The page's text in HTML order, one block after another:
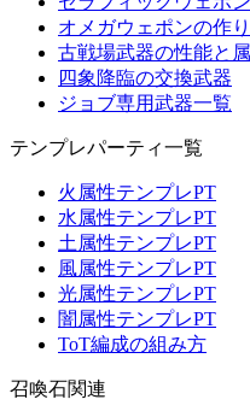
オメガウェポンの作
古戦場武器の性能と
四象降臨の交換武器
ジョブ専用武器一覧
テンプレパーティ一覧
火属性テンプレPT
水属性テンプレPT
土属性テンプレPT
風属性テンプレPT
光属性テンプレPT
闇属性テンプレPT
ToT編成の組み方
召喚石関連